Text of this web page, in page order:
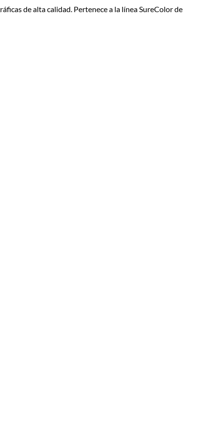
de alta calidad. Pertenece a la línea SureColor de